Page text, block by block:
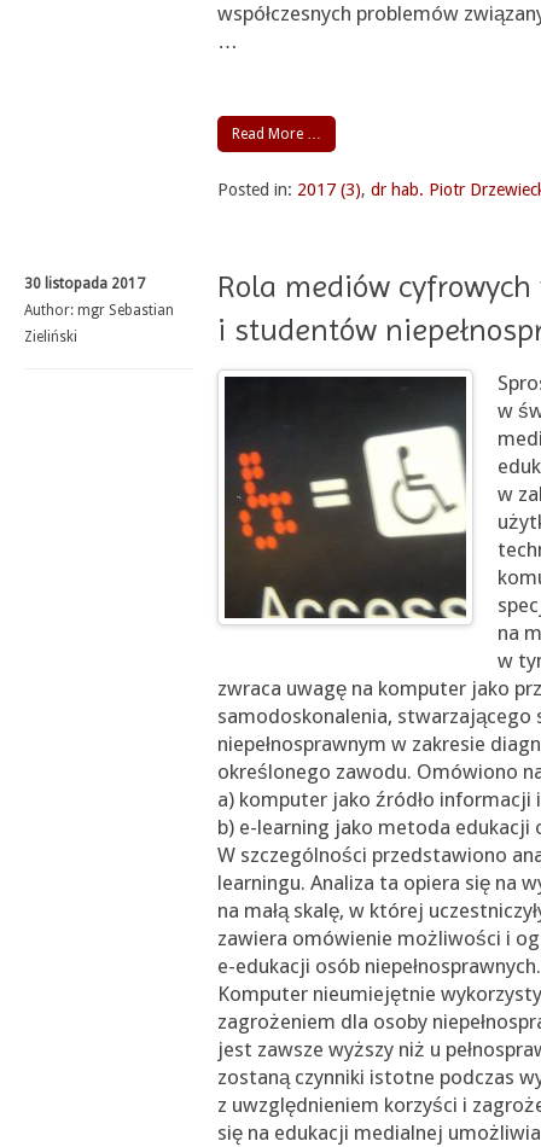
współczesnych problemów
…
Read More …
Posted in: 2017 (3), dr hab. Piotr
30 listopada 2017
Author: mgr Sebastian
Zieliński
Rola mediów
i studentów
w
w
na
w
zwraca uwagę na komputer jako
samodoskonalenia, stwarzającego
niepełnosprawnym w zakresie
określonego zawodu. Omówiono
a) komputer jako źródło informacji
b) e-learning jako metoda edukacji
W szczególności przedstawiono
learningu. Analiza ta opiera się na
na małą skalę, w której
zawiera omówienie możliwości i
e-edukacji osób niepełnosprawnych.
Komputer nieumiejętnie
zagrożeniem dla osoby
jest zawsze wyższy niż u
zostaną czynniki istotne podczas
z uwzględnieniem korzyści i
się na edukacji medialnej